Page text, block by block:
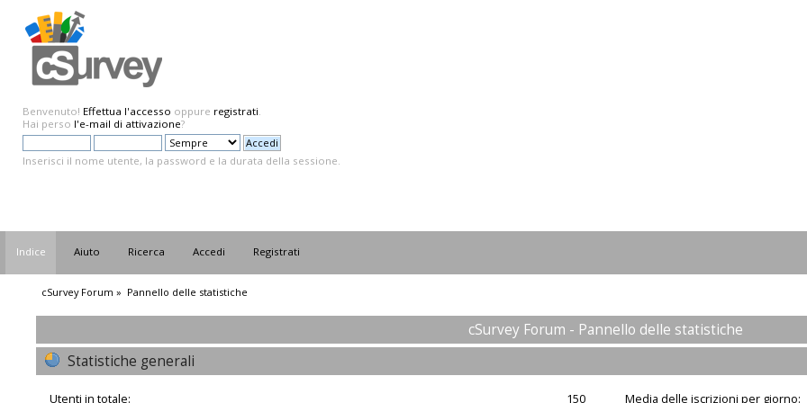
Benvenuto! Effettua l'accesso oppure registrati.
Hai perso l'e-mail di attivazione?
Inserisci il nome utente, la password e la durata della sessione.
Indice Aiuto Ricerca Accedi Registrati
cSurvey Forum » Pannello delle statistiche
cSurvey Forum - Pannello delle statistiche
Statistiche generali
Utenti in totale: 150 Media delle iscrizioni per giorno: